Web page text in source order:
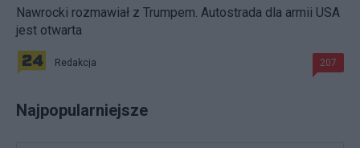
Nawrocki rozmawiał z Trumpem. Autostrada dla armii USA
jest otwarta
Redakcja 207
Najpopularniejsze